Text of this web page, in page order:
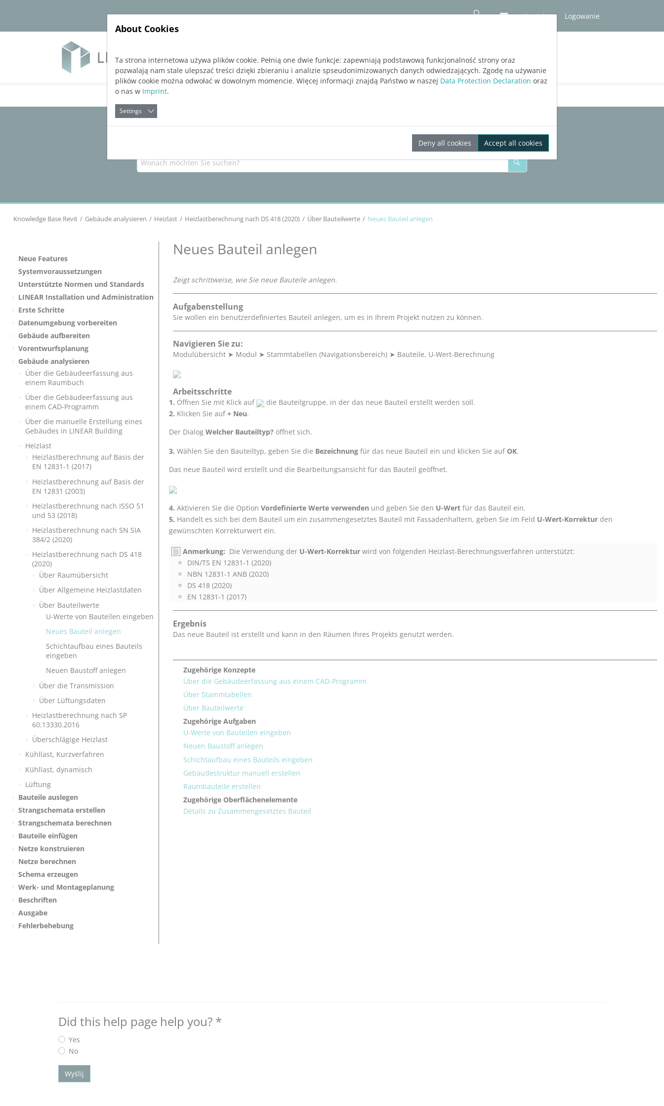
Kontakt
Logowanie
Software Services Blog BEZPŁATNA WERSJA PRÓBNA
Knowledge Base Revit Gebäude analysieren Heizlast Heizlastberechnung nach DS 418 (2020) Über Bauteilwerte Neues Bauteil anlegen
Neue Features
Systemvoraussetzungen
Unterstützte Normen und Standards
LINEAR Installation und Administration
Erste Schritte
Datenumgebung vorbereiten
Gebäude aufbereiten
Vorentwurfsplanung
Gebäude analysieren
Über die Gebäudeerfassung aus
einem Raumbuch
Über die Gebäudeerfassung aus
einem CAD-Programm
Über die manuelle Erstellung eines
Gebäudes in LINEAR Building
Heizlast
Heizlastberechnung auf Basis der
EN 12831-1 (2017)
Heizlastberechnung auf Basis der
EN 12831 (2003)
Heizlastberechnung nach ISSO 51
und 53 (2018)
Heizlastberechnung nach SN SIA
384/2 (2020)
Heizlastberechnung nach DS 418
(2020)
Über Raumübersicht
Über Allgemeine Heizlastdaten
Über Bauteilwerte
U-Werte von Bauteilen eingeben
Neues Bauteil anlegen
Schichtaufbau eines Bauteils
eingeben
Neuen Baustoff anlegen
Über die Transmission
Über Lüftungsdaten
Heizlastberechnung nach SP
60.13330.2016
Überschlägige Heizlast
Kühllast, Kurzverfahren
Kühllast, dynamisch
Lüftung
Bauteile auslegen
Strangschemata erstellen
Strangschemata berechnen
Bauteile einfügen
Netze konstruieren
Netze berechnen
Schema erzeugen
Werk- und Montageplanung
Beschriften
Ausgabe
Fehlerbehebung
Neues Bauteil anlegen
Zeigt schrittweise, wie Sie neue Bauteile anlegen.
Aufgabenstellung
Sie wollen ein benutzerdefiniertes Bauteil anlegen, um es in Ihrem Projekt nutzen zu können.
Navigieren Sie zu:
Modulübersicht ➤ Modul ➤ Stammtabellen (Navigationsbereich) ➤ Bauteile, U-Wert-Berechnung
Arbeitsschritte
Öffnen Sie mit Klick auf
die Bauteilgruppe, in der das neue Bauteil erstellt werden soll.
Klicken Sie auf + Neu.
Der Dialog Welcher Bauteiltyp? öffnet sich.
Wählen Sie den Bauteiltyp, geben Sie die Bezeichnung für das neue Bauteil ein und klicken Sie auf OK.
Das neue Bauteil wird erstellt und die Bearbeitungsansicht für das Bauteil geöffnet.
Aktivieren Sie die Option Vordefinierte Werte verwenden und geben Sie den U-Wert für das Bauteil ein.
Handelt es sich bei dem Bauteil um ein zusammengesetztes Bauteil mit Fassadenhaltern, geben Sie im Feld U-Wert-Korrektur den
gewünschten Korrekturwert ein.
Anmerkung: Die Verwendung der U-Wert-Korrektur wird von folgenden Heizlast-Berechnungsverfahren unterstützt:
DIN/TS EN 12831-1 (2020)
NBN 12831-1 ANB (2020)
DS 418 (2020)
EN 12831-1 (2017)
Ergebnis
Das neue Bauteil ist erstellt und kann in den Räumen Ihres Projekts genutzt werden.
Zugehörige Konzepte
Über die Gebäudeerfassung aus einem CAD-Programm
Über Stammtabellen
Über Bauteilwerte
Zugehörige Aufgaben
U-Werte von Bauteilen eingeben
Neuen Baustoff anlegen
Schichtaufbau eines Bauteils eingeben
Gebäudestruktur manuell erstellen
Raumbauteile erstellen
Zugehörige Oberflächenelemente
Details zu Zusammengesetztes Bauteil
Did this help page help you? *
Yes
No
Wyślij
About Cookies
Ta strona internetowa używa plików cookie. Pełnią one dwie funkcje: zapewniają podstawową funkcjonalność strony oraz
pozwalają nam stale ulepszać treści dzięki zbieraniu i analizie spseudonimizowanych danych odwiedzających. Zgodę na używanie
plików cookie można odwołać w dowolnym momencie. Więcej informacji znajdą Państwo w naszej Data Protection Declaration oraz
o nas w Imprint.
Settings
Deny all cookies Accept all cookies